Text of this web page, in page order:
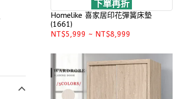
下單再折
Homelike 喜家居印花彈簧床墊
(1661)
NT$5,999 ~ NT$8,999